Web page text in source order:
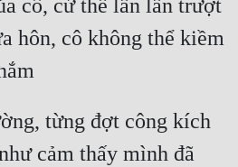
cô, cứ thế lần lần trượt
hôn, cô không thể kiềm
từng đợt công kích
cảm thấy mình đã